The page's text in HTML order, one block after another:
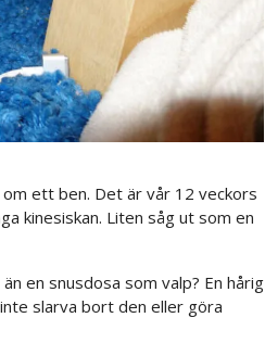
ett ben. Det är vår 12 veckors
kinesiskan. Liten såg ut som en
en snusdosa som valp? En hårig
slarva bort den eller göra